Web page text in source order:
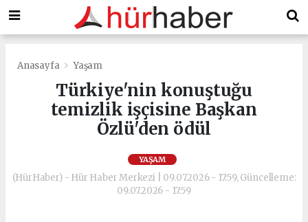
Anasayfa Yaşam
Türkiye'nin konuştuğu
temizlik işçisine Başkan
Özlü'den ödül
YAŞAM
(HürHaber) - Hür Haber Merkezi | 09.07.2026 - 17:59, Güncelleme:
09.07.2026 - 17:59